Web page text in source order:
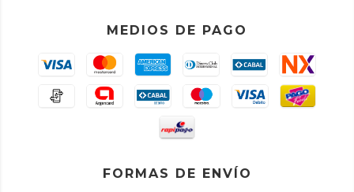
MEDIOS DE PAGO
FORMAS DE ENVÍO